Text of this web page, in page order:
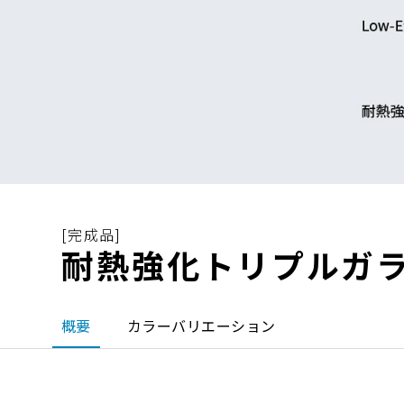
[完成品]
耐熱強化トリプルガ
概要 カラーバリエーション